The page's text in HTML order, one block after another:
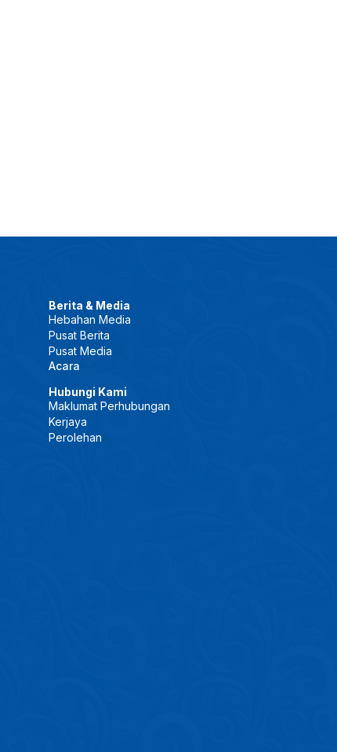
Berita & Media
Hebahan Media
Pusat Berita
Pusat Media
Acara
Hubungi Kami
Maklumat Perhubungan
Kerjaya
Perolehan